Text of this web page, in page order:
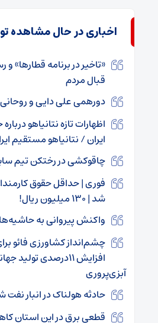
اخباری در حال مشاهده
«تاخیر در برنامه قطارها» و
قبال مردم
دورهمی علی دایی و
اظهارات تازه نتانیاهو
ایران / نتانیاهو مستقیم
چاقوکشی در رختکن تیم
شد | ۱۳۰ میلیون ریال!
واکنش پیروانی به
افزایش ۱۱درصدی
آبزی‌پروری
حادثه هولناک در انبار
قطعی برق در این استان